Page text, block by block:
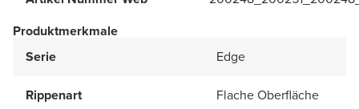
Produktmerkmale
Serie
Edge
Rippenart Flache Oberfläche